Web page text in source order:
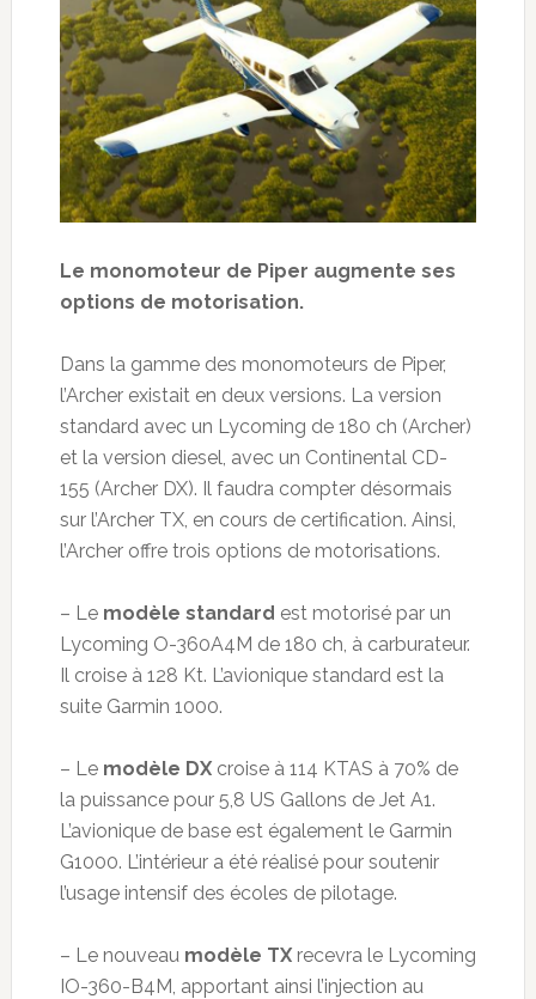
Le monomoteur de Piper augmente ses
options de motorisation.
Dans la gamme des monomoteurs de Piper,
l’Archer existait en deux versions. La version
standard avec un Lycoming de 180 ch (Archer)
et la version diesel, avec un Continental CD-
155 (Archer DX). Il faudra compter désormais
sur l’Archer TX, en cours de certification. Ainsi,
l’Archer offre trois options de motorisations.
– Le modèle standard est motorisé par un
Lycoming O-360A4M de 180 ch, à carburateur.
Il croise à 128 Kt. L’avionique standard est la
suite Garmin 1000.
– Le modèle DXcroise à 114 KTAS à 70% de
la puissance pour 5,8 US Gallons de Jet A1.
L’avionique de base est également le Garmin
G1000. L’intérieur a été réalisé pour soutenir
l’usage intensif des écoles de pilotage.
– Le nouveau modèle TXrecevra le Lycoming
IO-360-B4M, apportant ainsi l’injection au